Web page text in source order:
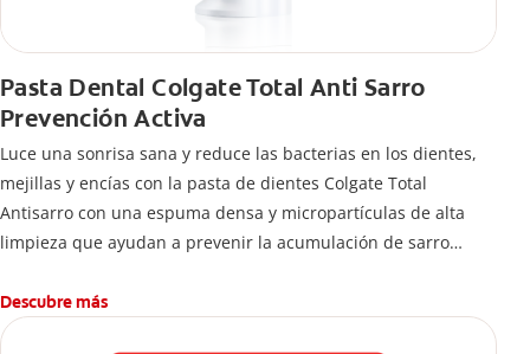
Pasta Dental Colgate Total Anti Sarro
Prevención Activa
Luce una sonrisa sana y reduce las bacterias en los dientes,
mejillas y encías con la pasta de dientes Colgate Total
Antisarro con una espuma densa y micropartículas de alta
limpieza que ayudan a prevenir la acumulación de sarro
Descubre más